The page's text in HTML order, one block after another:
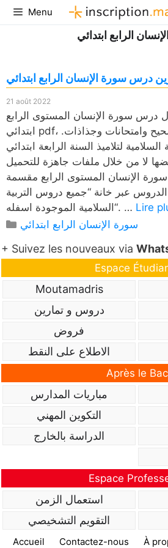
Aller
au
Menu
الرابع ابتدائي
درس سورة الإنسان الرابع ابتدائي
21 août 2022
درس سورة الإنسان المستوى الرابع
ابتدائي pdf، وكذلك فروض مع التصحيح وامتحانات وجذاذات.
لتلاميذ السنة الرابعة ابتدائي
لا من خلال ملفات جاهزة للتحميل
الإنسان المستوى الرابع مقسمة
عبر خانة “جميع دروس التربية
السلامية الموجودة اسفله“. … Lire
Catégories
سورة الإنسان الرابع ابتدائي
+ Suivez les nouveaux via
Espace
Moutamadris
دروس و تمارين
فروض
الاطلاع على النقط
Après le Bac
مباريات المدارس
التكوين المهني
الدراسة بالخارج
Espace
استعمال الزمن
التقويم التشخيصي
Accueil Contactez-nous À